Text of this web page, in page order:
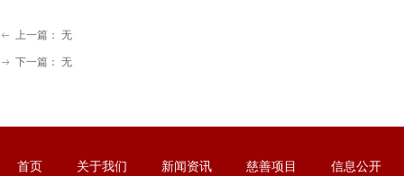
ꂃ 上一篇： 无
ꁹ 下一篇： 无
首页 关于我们 新闻资讯 慈善项目 信息公开